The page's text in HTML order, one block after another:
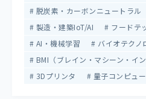
脱炭素・カーボンニュートラル
製造・建築IoT/AI
フードテ
AI・機械学習
バイオテクノ
BMI（ブレイン・マシーン・イン
3Dプリンタ
量子コンピュ